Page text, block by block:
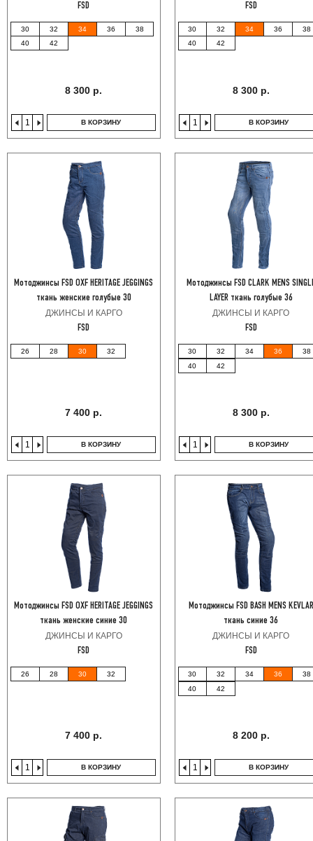
FSD
30 32 34 36
38
40
42
8 300 р.
В КОРЗИНУ
FSD
30 32 34 36
38
40
42
8 300 р.
В КОРЗИНУ
Мотоджинсы FSD OXF HERITAGE JEGGINGS
ткань женские голубые 30
ДЖИНСЫ И КАРГО
FSD
26 28 30 32
7 400 р.
В КОРЗИНУ
Мотоджинсы FSD CLARK MENS
LAYER ткань голубые 36
ДЖИНСЫ И КАРГО
FSD
30 32 34 36
38
40
42
8 300 р.
В КОРЗИНУ
Мотоджинсы FSD OXF HERITAGE JEGGINGS
ткань женские синие 30
ДЖИНСЫ И КАРГО
FSD
26 28 30 32
7 400 р.
В КОРЗИНУ
Мотоджинсы FSD BASH MENS KEVLAR
ткань синие 36
ДЖИНСЫ И КАРГО
FSD
30 32 34 36
38
40
42
8 200 р.
В КОРЗИНУ